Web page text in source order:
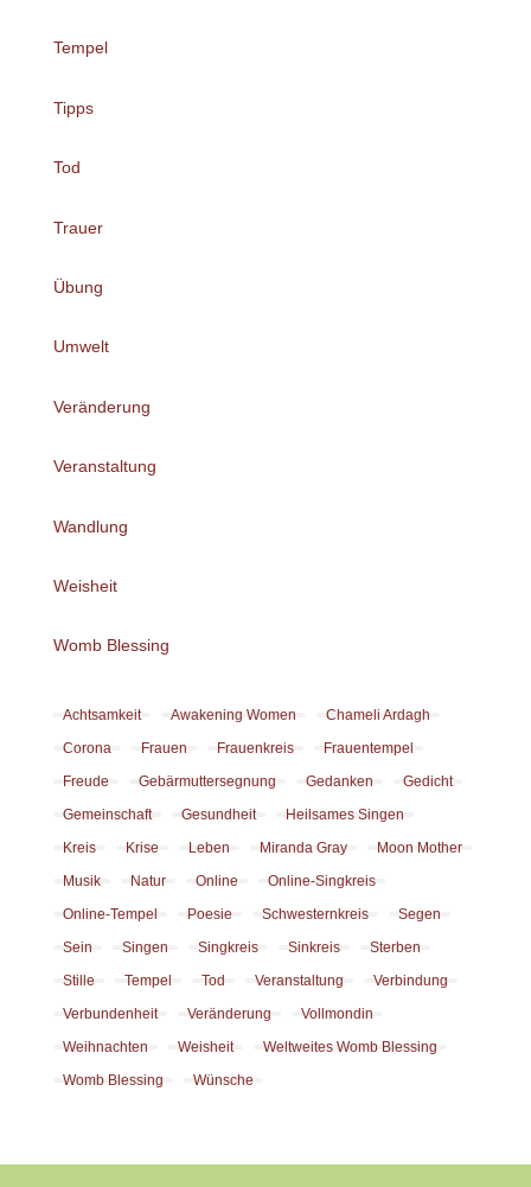
Tempel
Tipps
Tod
Trauer
Übung
Umwelt
Veränderung
Veranstaltung
Wandlung
Weisheit
Womb Blessing
Achtsamkeit Awakening Women
Chameli Ardagh
Corona
Frauen Frauenkreis
Frauentempel
Freude
Gebärmuttersegnung Gedanken
Gedicht
Gemeinschaft
Gesundheit
Heilsames Singen
Kreis
Krise Leben Miranda Gray
Moon Mother
Musik
Natur Online
Online-Singkreis
Online-Tempel
Poesie Schwesternkreis
Segen
Sein
Singen Singkreis Sinkreis
Sterben
Stille
Tempel Tod Veranstaltung
Verbindung
Verbundenheit
Veränderung
Vollmondin
Weihnachten
Weisheit
Weltweites Womb Blessing
Womb Blessing
Wünsche